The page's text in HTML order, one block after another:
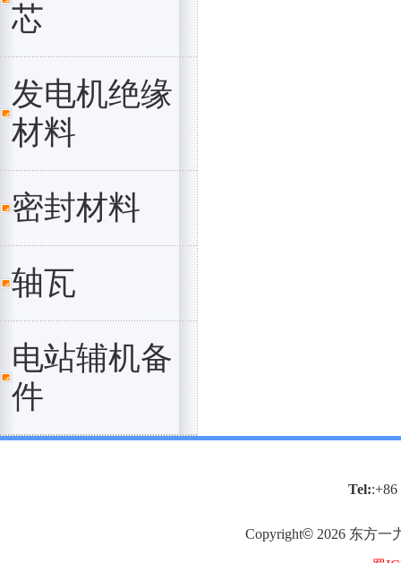
芯
发电机绝缘
材料
密封材料
轴瓦
电站辅机备
件
Tel::+86
Copyright© 2026 东方一